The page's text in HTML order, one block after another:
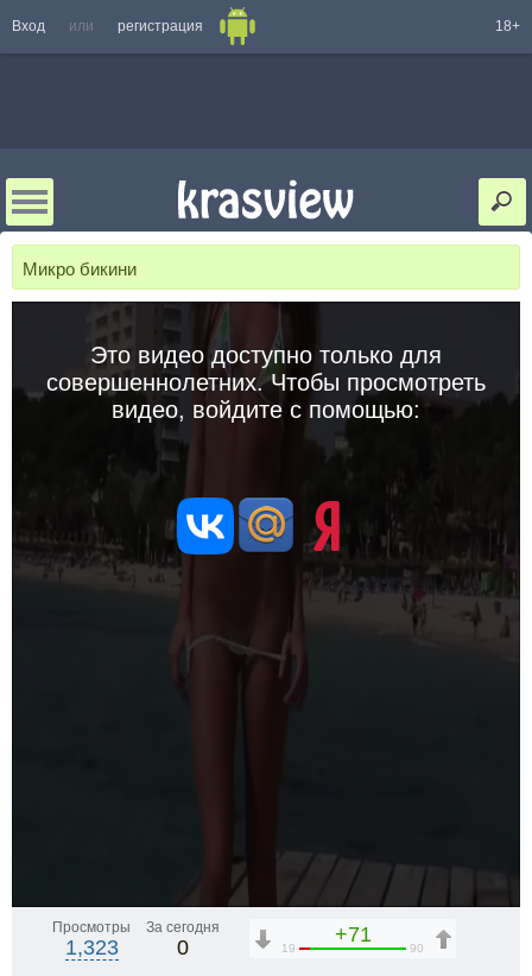
Вход или регистрация 18+
Микро бикини
Это видео доступно только для
совершеннолетних. Чтобы просмотреть
видео, войдите с помощью:
Просмотры
1,323
За сегодня
0
+71
19 90